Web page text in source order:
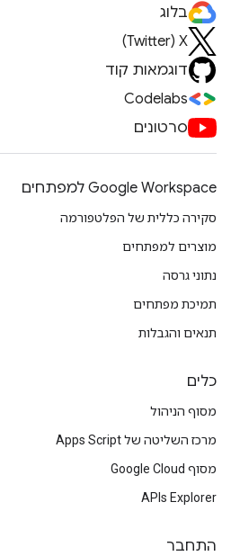
בלוג
X‏ (Twitter)
דוגמאות קוד
Codelabs
סרטונים
Google Workspace למפתחים
סקירה כללית של הפלטפורמה
מוצרים למפתחים
נתוני גרסה
תמיכת מפתחים
תנאים והגבלות
כלים
מסוף הניהול
מרכז השליטה של Apps Script
מסוף Google Cloud
APIs Explorer
התחבר